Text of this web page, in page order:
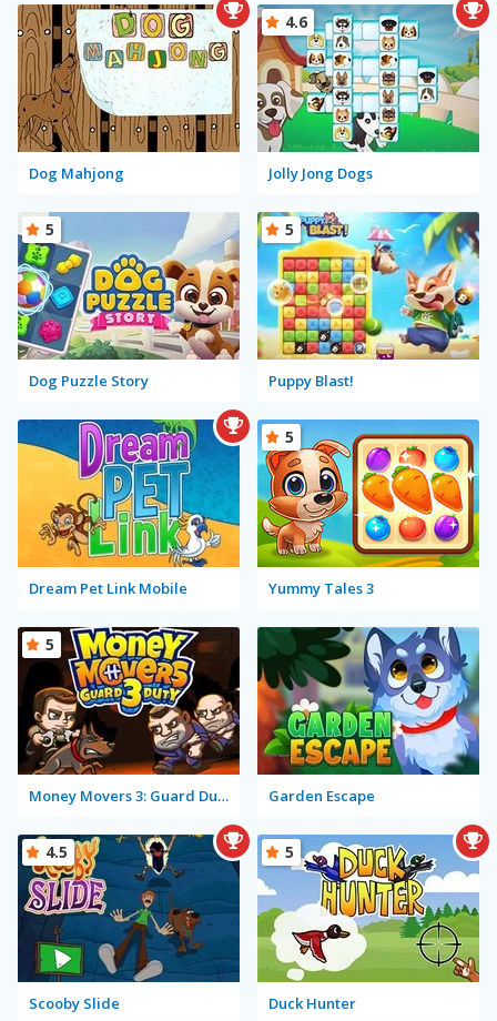
Dog Mahjong Jolly Jong Dogs
4.6
Dog Puzzle Story
5
Puppy Blast!
5
Dream Pet Link Mobile Yummy Tales 3
5
Money Movers 3: Guard Duty
5
Garden Escape
Scooby Slide
4.5
Duck Hunter
5